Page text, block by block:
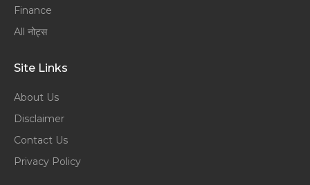
Finance
All नोट्स
Site Links
About Us
Disclaimer
Contact Us
Privacy Policy